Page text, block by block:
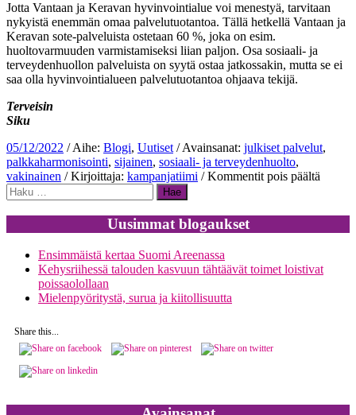
Jotta Vantaan ja Keravan hyvinvointialue voi menestyä, tarvitaan
nykyistä enemmän omaa palvelutuotantoa. Tällä hetkellä Vantaan ja
Keravan sote-palveluista ostetaan 60 %, joka on esim.
huoltovarmuuden varmistamiseksi liian paljon. Osa sosiaali- ja
terveydenhuollon palveluista on syytä ostaa jatkossakin, mutta se ei
saa olla hyvinvointialueen palvelutuotantoa ohjaava tekijä.
Terveisin
Siku
05/12/2022 / Aihe: Blogi, Uutiset / Avainsanat: julkiset palvelut,
palkkaharmonisointi, sijainen, sosiaali- ja terveydenhuolto,
vakinainen / Kirjoittaja: kampanjatiimi /Kommentit pois päältä
Haku:
Uusimmat blogaukset
Ensimmäistä kertaa Suomi Areenassa
Kehysriihessä talouden kasvuun tähtäävät toimet loistivat
poissaolollaan
Mielenpyöritystä, surua ja kiitollisuutta
Share this...